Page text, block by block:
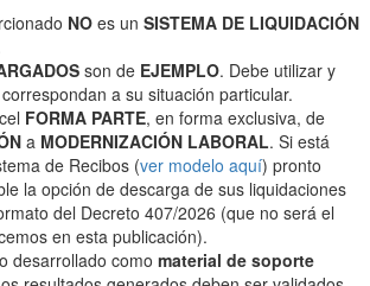
NO es un SISTEMA DE LIQUIDACIÓN
son de EJEMPLO. Debe utilizar y
a su situación particular.
FORMA PARTE, en forma exclusiva, de
a MODERNIZACIÓN LABORAL. Si está
de Recibos (ver modelo aquí) pronto
la opción de descarga de sus liquidaciones
del Decreto 407/2026 (que no será el
en esta publicación).
desarrollado como material de soporte